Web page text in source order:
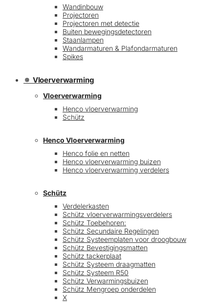
Wandinbouw
Projectoren
Projectoren met detectie
Buiten bewegingsdetectoren
Staanlampen
Wandarmaturen & Plafondarmaturen
Spikes
🔅 Vloerverwarming
Vloerverwarming
Henco vloerverwarming
Schütz
Henco Vloerverwarming
Henco folie en netten
Henco vloerverwarming buizen
Henco vloerverwarming verdelers
Schütz
Verdelerkasten
Schütz vloerverwarmingsverdelers
Schütz Toebehoren:
Schütz Secundaire Regelingen
Schütz Systeemplaten voor droogbouw
Schütz Bevestigingsmatten
Schütz tackerplaat
Schütz Systeem draagmatten
Schütz Systeem R50
Schütz Verwarmingsbuizen
Schütz Mengroep onderdelen
X